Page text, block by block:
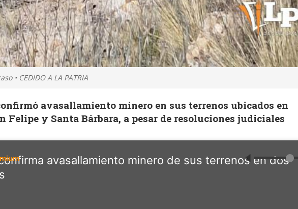
• CEDIDO A LA PATRIA
avasallamiento minero en sus terrenos ubicados en
Felipe y Santa Bárbara, a pesar de resoluciones judiciales
avasallamiento minero de sus terrenos en dos
🔈